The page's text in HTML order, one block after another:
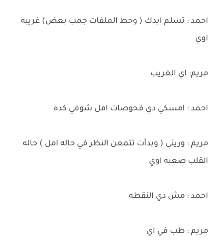
احمد : تسلم ايدك ( وحط الملفات جمب بعض) غريبه
اوي
مريم: اي الغريب
احمد : امسكي دي فحوصات امل شوفي كده
مريم : وريني ( وبدأت تتمعن النظر في حاله امل ) حاله
القلب صعبه اوي
احمد : مش دي النقطه
مريم : طب في اي